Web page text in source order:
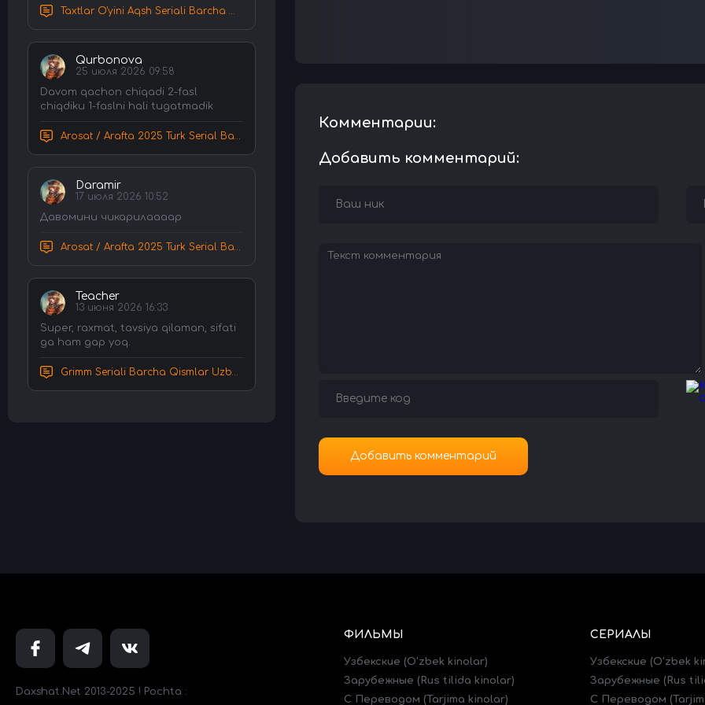
Taxtlar O'yini Aqsh Seriali Barcha Qismlar Uzbek tilida Tarjima Serial HD Skachat
Qurbonova
25 июля 2026 09:58
Davom qachon chiqadi 2-fasl
chiqdiku 1-faslni hali tugatmadik
Arosat / Arafta 2025 Turk Serial Barcha Qismlar Uzbek tilida Tarjima Serial tas-ix skachat
Daramir
17 июля 2026 10:52
Давомини чикарилаааар
Arosat / Arafta 2025 Turk Serial Barcha Qismlar Uzbek tilida Tarjima Serial tas-ix skachat
Teacher
13 июня 2026 16:33
Super, raxmat, tavsiya qilaman, sifati
ga ham gap yoq.
Grimm Seriali Barcha Qismlar Uzbek tilida Tarjima serial HD Skachat
Комментарии:
Добавить комментарий:
Daxshat.Net 2013-2025 ! Pochta :
ФИЛЬМЫ
Узбекские (O'zbek kinolar)
Зарубежные (Rus tilida kinolar)
C Переводом (Tarjima kinolar)
СЕРИАЛЫ
Узбекские (O'zbek
Зарубежные (Rus
C Переводом